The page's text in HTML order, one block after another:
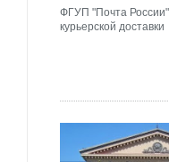
ФГУП "Почта России"
курьерской доставки